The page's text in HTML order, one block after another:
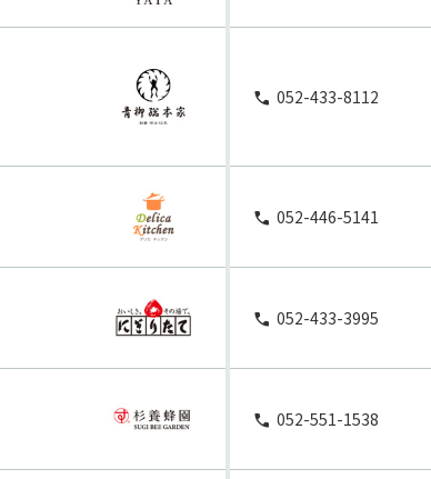
052-433-8112
052-446-5141
052-433-3995
052-551-1538